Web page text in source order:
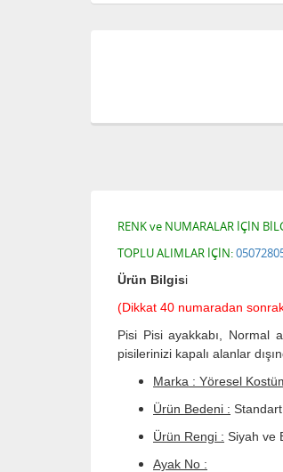
RENK ve NUMARALAR İÇİN
TOPLU ALIMLAR İÇİN:0
Ürün Bilgisi
(Dikkat 40 numaradan
Pisi Pisi ayakkabı, Normal
pisilerinizi kapalı alanlar
Marka : Yöresel
Ürün Bedeni :
Ürün Rengi : Siyah ve
Ayak No :